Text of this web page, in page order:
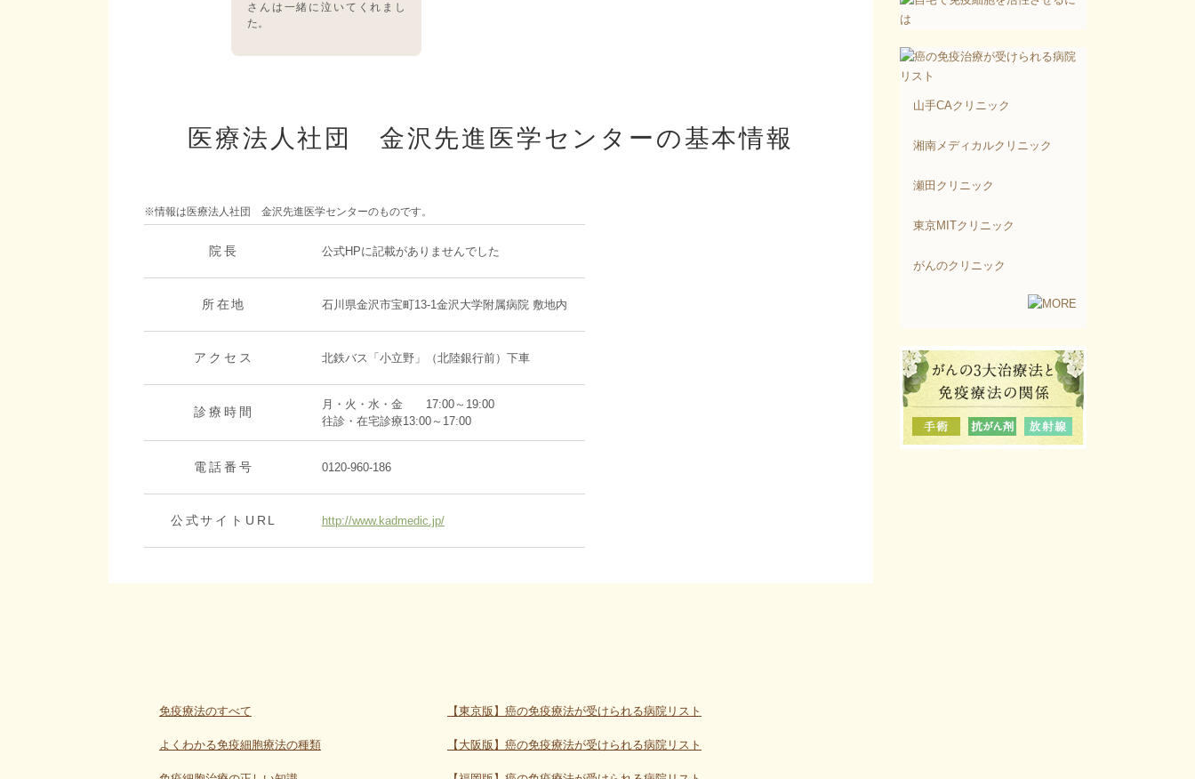
さんは一緒に泣いてくれまし
た。
医療法人社団 金沢先進医学センターの基本情報
※情報は医療法人社団 金沢先進医学センターのものです。
院長 公式HPに記載がありませんでした
所在地 石川県金沢市宝町13-1金沢大学附属病院 敷地内
アクセス 北鉄バス「小立野」（北陸銀行前）下車
診療時間
月・火・水・金 17:00～19:00
往診・在宅診療13:00～17:00
電話番号 0120-960-186
公式サイトURL http://www.kadmedic.jp/
山手CAクリニック
湘南メディカルクリニック
瀬田クリニック
東京MITクリニック
がんのクリニック
免疫療法のすべて
よくわかる免疫細胞療法の種類
【東京版】癌の免疫療法が受けられる病院リスト
【大阪版】癌の免疫療法が受けられる病院リスト